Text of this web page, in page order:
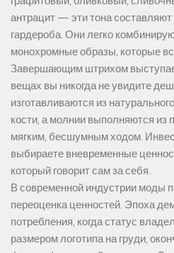
антрацит — эти тона составляют
гардероба. Они легко
монохромные образы, которые
Завершающим штрихом
вещах вы никогда не увидите
изготавливаются из
кости, а молнии выполняются из
мягким, бесшумным ходом.
выбираете вневременные
который говорит сам за себя.
В современной индустрии моды
переоценка ценностей. Эпоха
потребления, когда статус
размером логотипа на груди,